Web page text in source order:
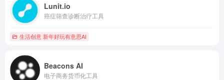
Lunit.io
癌症筛查诊断治疗工具
生活创意 新年好玩有意思AI
Beacons AI
电子商务货币化工具